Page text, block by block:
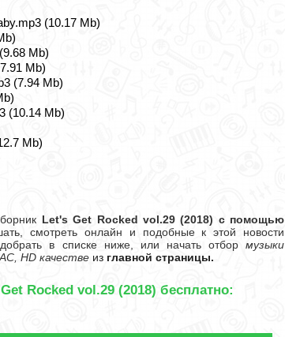
(10.17 Mb)
Mb)
Mb)
(7.94 Mb)
(10.14 Mb)
Mb)
Let's Get Rocked vol.29 (2018) с помощью
смотреть онлайн и подобные к этой новости
в списке ниже, или начать отбор музыки
HD качестве из главной страницы.
Rocked vol.29 (2018) бесплатно: